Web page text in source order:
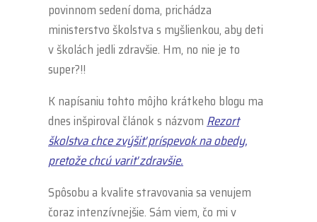
povinnom sedení doma, prichádza
ministerstvo školstva s myšlienkou, aby deti
v školách jedli zdravšie. Hm, no nie je to
super?!!
K napísaniu tohto môjho krátkeho blogu ma
dnes inšpiroval článok s názvom Rezort
školstva chce zvýšiť príspevok na obedy,
pretože chcú variť zdravšie.
Spôsobu a kvalite stravovania sa venujem
čoraz intenzívnejšie. Sám viem, čo mi v